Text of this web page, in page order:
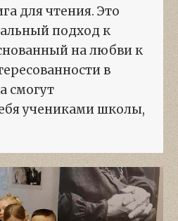
для чтения. Это
подход к
на любви к
в
смогут
учениками школы,